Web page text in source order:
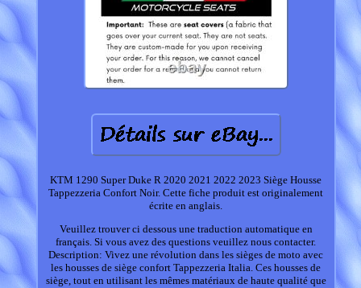
KTM 1290 Super Duke R 2020 2021 2022 2023 Siège Housse
Tappezzeria Confort Noir. Cette fiche produit est originalement
écrite en anglais.
Veuillez trouver ci dessous une traduction automatique en
français. Si vous avez des questions veuillez nous contacter.
Description: Vivez une révolution dans les sièges de moto avec
les housses de siège confort Tappezzeria Italia. Ces housses de
siège, tout en utilisant les mêmes matériaux de haute qualité que